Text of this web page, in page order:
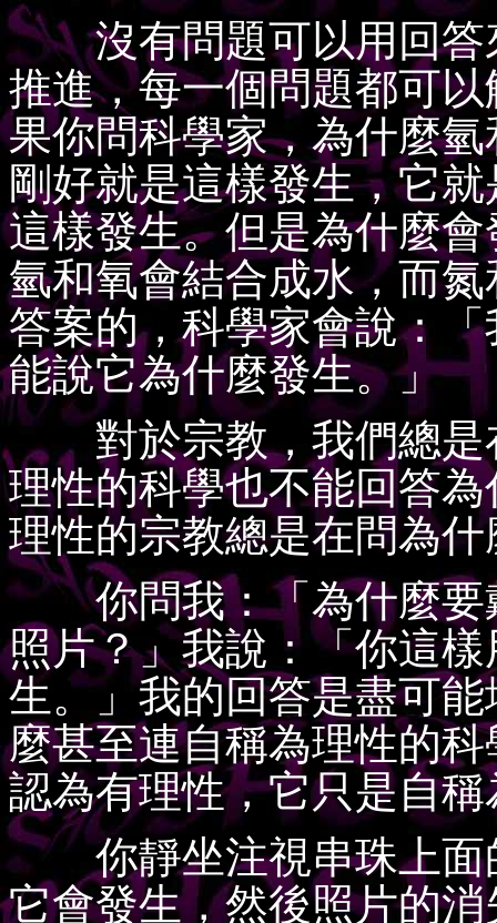
沒有問題可以用回答
推進，每一個問題都可
果你問科學家，為什麼
剛好就是這樣發生，它
這樣發生。但是為什麼
氫和氧會結合成水，而
答案的，科學家會說：
能說它為什麼發生。」
對於宗教，我們總是
理性的科學也不能回答
理性的宗教總是在問為什
你問我：「為什麼要
照片？」我說：「你這
生。」我的回答是盡可
麼甚至連自稱為理性的
認為有理性，它只是自
你靜坐注視串珠上面
它會發生，然後照片的